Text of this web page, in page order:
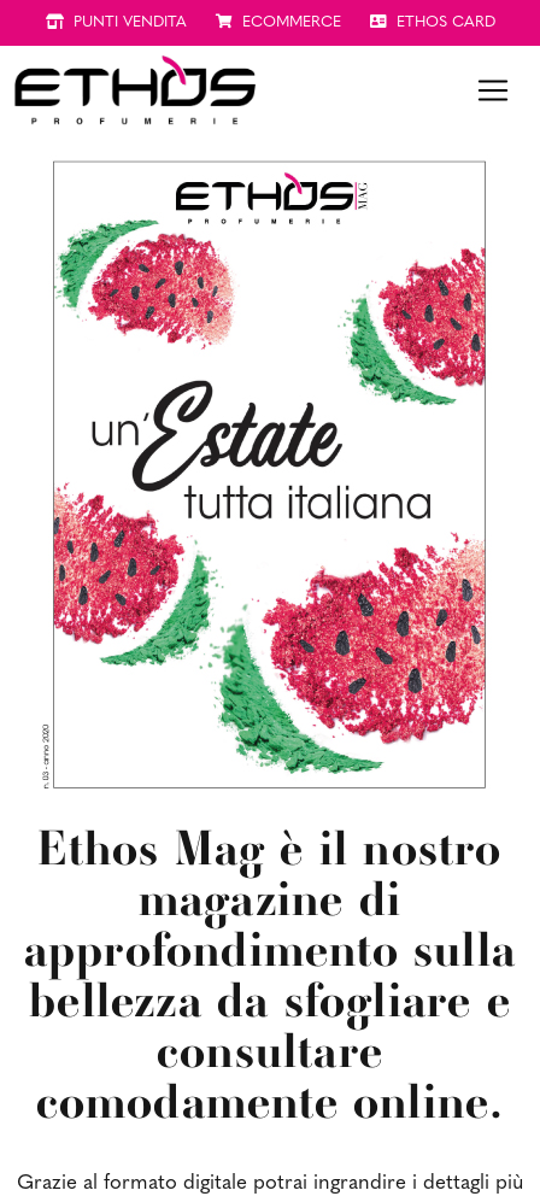
PUNTI VENDITA ECOMMERCE ETHOS CARD
Ethos Mag è il nostro
magazine di
approfondimento sulla
bellezza da sfogliare e
consultare
comodamente online.
Grazie al formato digitale potrai ingrandire i dettagli più